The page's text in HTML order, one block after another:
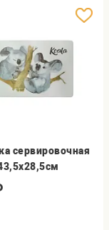
сервировочная